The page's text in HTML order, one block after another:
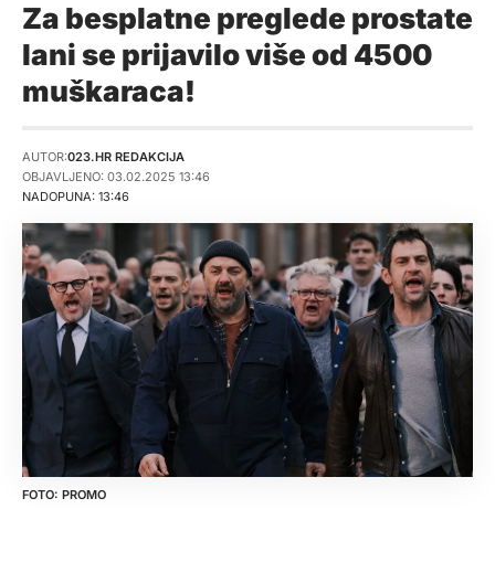
Za besplatne preglede prostate
lani se prijavilo više od 4500
muškaraca!
NADOPUNA: 13:46
AUTOR:023.HR REDAKCIJA
OBJAVLJENO: 03.02.2025 13:46
PROMO